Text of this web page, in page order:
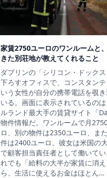
家賃2750ユーロのワンルームと
きた別荘地が教えてくれること
ダブリンの「シリコン・ドック
下ろすオフィスで、コンスタンテ
いう女性が自分の携帯電話を覗
いる。画面に表示されているの
ルランド最大手の賃貸サイト「
物件情報だ。ワンルームで月
ロ、別の物件は2350ユーロ、ま
件は2400ユーロ。彼女は米国の
で顧客担当責任者として働いて
れでも「給料の大半が家賃に消
ら、生活に使えるお金はほとん…